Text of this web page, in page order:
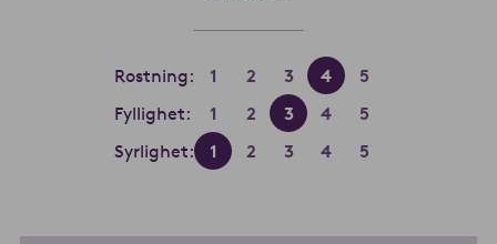
Rostning: 1 2 3 4
5
Fyllighet:
1 2 3 4
5
Syrlighet:
1 2 3 4 5